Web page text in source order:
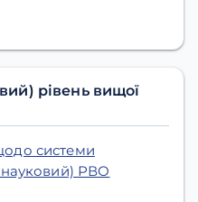
рівень вищої
системи
науковий) РВО